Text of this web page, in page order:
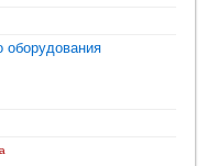
оборудования